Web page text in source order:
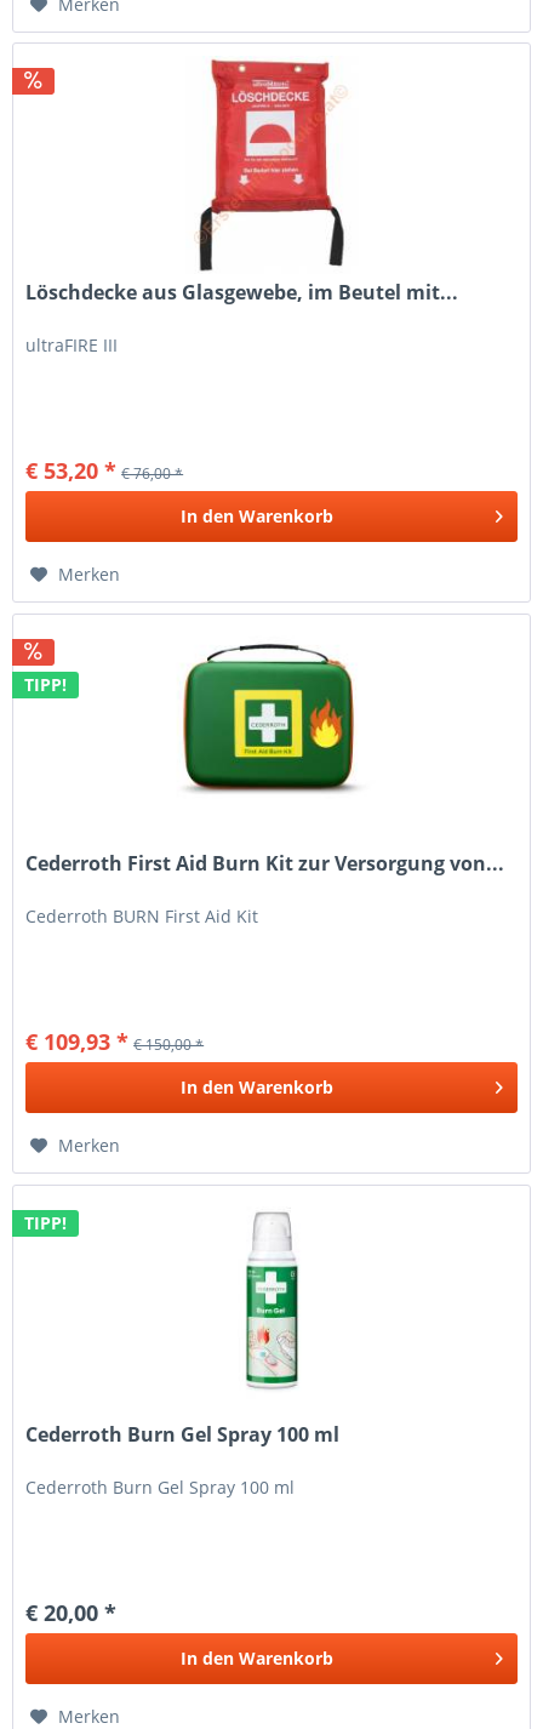
Löschdecke aus Glasgewebe, im Beutel mit...
ultraFIRE III
€ 53,20 * € 76,00 *
In den Warenkorb
Merken
TIPP!
Cederroth First Aid Burn Kit zur Versorgung von...
Cederroth BURN First Aid Kit
€ 109,93 * € 150,00 *
In den Warenkorb
Merken
TIPP!
Cederroth Burn Gel Spray 100 ml
Cederroth Burn Gel Spray 100 ml
€ 20,00 *
In den Warenkorb
Merken